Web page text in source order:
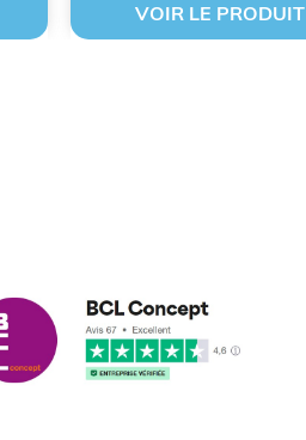
VOIR LE PRODUIT
leleu
2018